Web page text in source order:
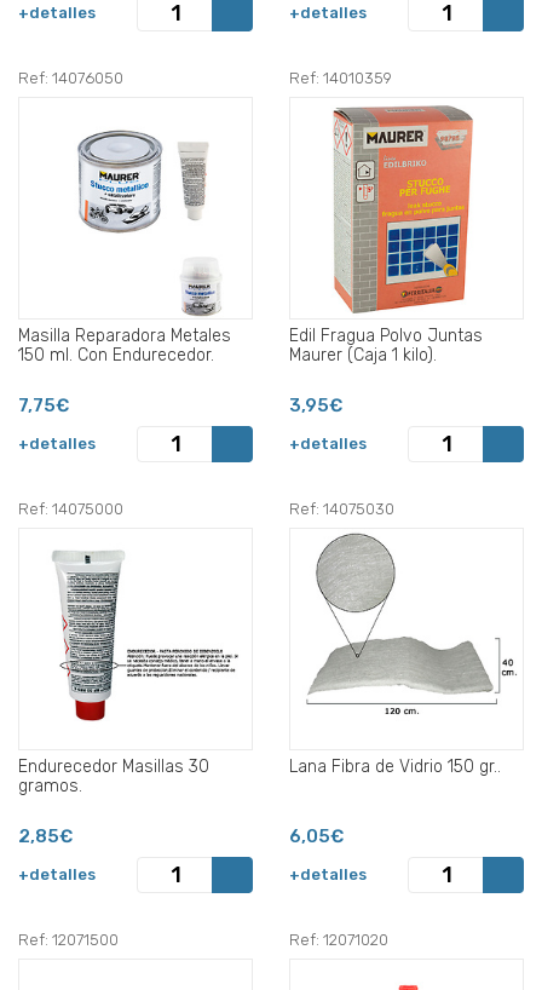
+detalles +detalles
Ref: 14076050
Masilla Reparadora Metales
150 ml. Con Endurecedor.
7,75€
+detalles
Ref: 14010359
Edil Fragua Polvo Juntas
Maurer (Caja 1 kilo).
3,95€
+detalles
Ref: 14075000
Endurecedor Masillas 30
gramos.
2,85€
+detalles
Ref: 14075030
Lana Fibra de Vidrio 150 gr..
6,05€
+detalles
Ref: 12071500 Ref: 12071020